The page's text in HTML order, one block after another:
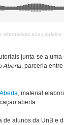
alternativas aos usuários
junta-se a
Aberta, parceria
, material
aberta
alunos da UnB e